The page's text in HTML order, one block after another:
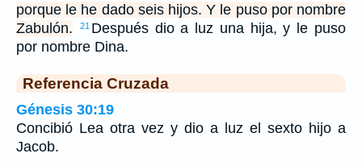
porque le he dado seis hijos. Y le puso por nombre
Zabulón.
21 Después dio a luz una hija, y le puso
por nombre Dina.
Referencia Cruzada
Génesis 30:19
Concibió Lea otra vez y dio a luz el sexto hijo a
Jacob.